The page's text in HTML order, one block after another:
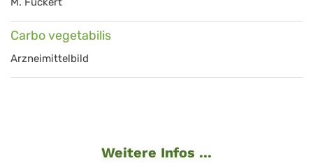
Carbo vegetabilis
Arzneimittelbild
Weitere Infos ...